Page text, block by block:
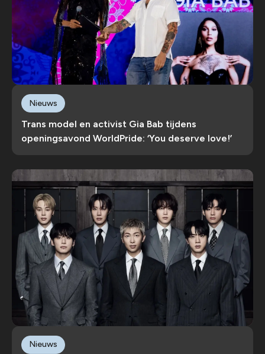
Trans model en activist Gia Bab tijdens
openingsavond WorldPride: ‘You deserve love!’
Nieuws
Nieuws